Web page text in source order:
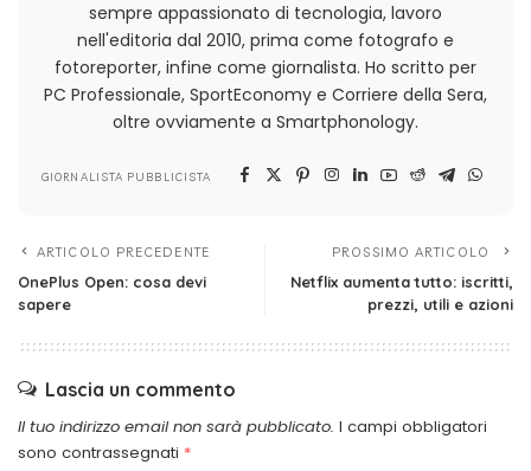
sempre appassionato di tecnologia, lavoro
nell'editoria dal 2010, prima come fotografo e
fotoreporter, infine come giornalista. Ho scritto per
PC Professionale, SportEconomy e Corriere della Sera,
oltre ovviamente a Smartphonology.
GIORNALISTA PUBBLICISTA
ARTICOLO PRECEDENTE
OnePlus Open: cosa devi
sapere
PROSSIMO ARTICOLO
Netflix aumenta tutto: iscritti,
prezzi, utili e azioni
Lascia un commento
Il tuo indirizzo email non sarà pubblicato. I campi obbligatori
sono contrassegnati *